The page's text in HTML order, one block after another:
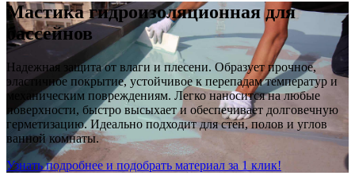
Мастика гидроизоляционная для
бассейнов
Надежная защита от влаги и плесени. Образует прочное,
эластичное покрытие, устойчивое к перепадам температур и
механическим повреждениям. Легко наносится на любые
поверхности, быстро высыхает и обеспечивает долговечную
герметизацию. Идеально подходит для стен, полов и углов
ванной комнаты.
Узнать подробнее и подобрать материал за 1 клик!